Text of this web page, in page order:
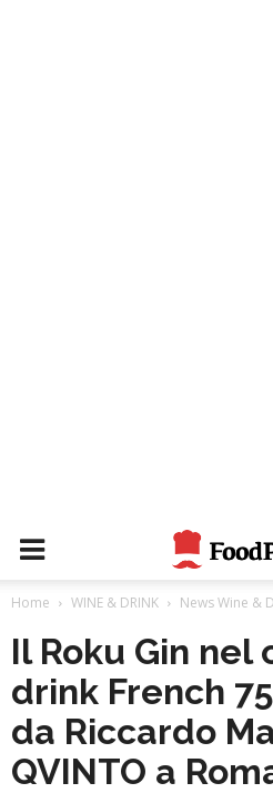
Home WINE & DRINK News Wine &
Il Roku Gin nel
drink French
da Riccardo
QVINTO a